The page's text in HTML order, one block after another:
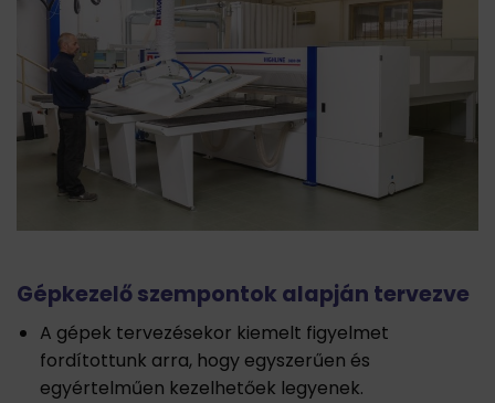
Gépkezelő szempontok alapján tervezve
A gépek tervezésekor kiemelt figyelmet
fordítottunk arra, hogy egyszerűen és
egyértelműen kezelhetőek legyenek.